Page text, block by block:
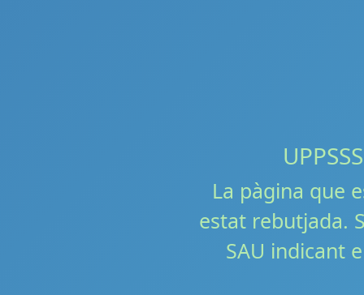
La pàgina que
estat rebutjada.
SAU indicant